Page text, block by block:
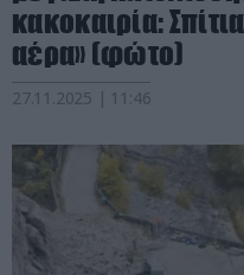
κακοκαιρία:
αέρα» (φώτο)
27.11.2025 | 11:46